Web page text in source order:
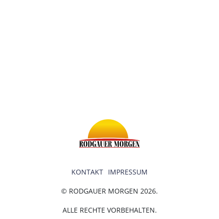
© RODGAUER MORGEN 2026.
ALLE RECHTE VORBEHALTEN.
KONTAKT IMPRESSUM